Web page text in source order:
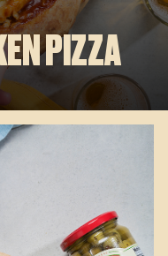
PIZZA